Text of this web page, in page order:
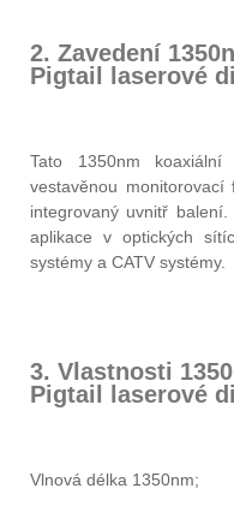
2. Zavedení
Pigtail laserové
Tato 1350nm
vestavěnou
integrovaný uvnitř
aplikace v optických
systémy a CATV systémy.
3. Vlastnosti
Pigtail laserové
Vlnová délka 1350nm;